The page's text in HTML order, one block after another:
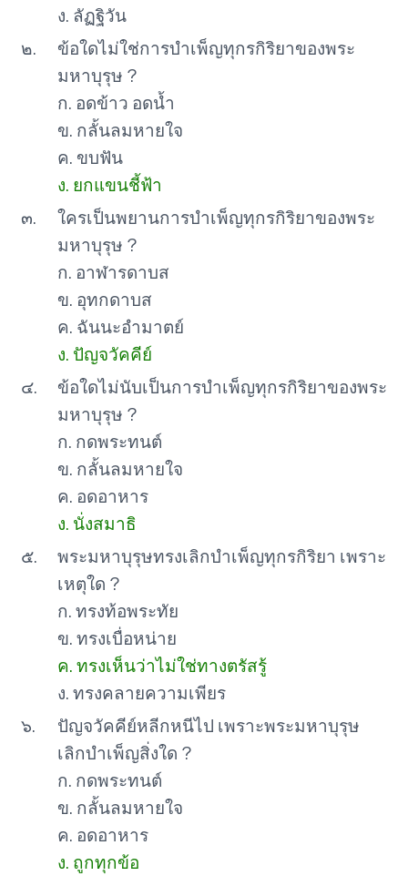
ง. ลัฏฐิวัน
๒.
ข้อใดไม่ใช่การบำเพ็ญทุกรกิริยาของพระ
มหาบุรุษ ?
ก. อดข้าว อดน้ำ
ข. กลั้นลมหายใจ
ค. ขบฟัน
ง. ยกแขนชี้ฟ้า
๓.
ใครเป็นพยานการบำเพ็ญทุกรกิริยาของพระ
มหาบุรุษ ?
ก. อาฬารดาบส
ข. อุทกดาบส
ค. ฉันนะอำมาตย์
ง. ปัญจวัคคีย์
๔.
ข้อใดไม่นับเป็นการบำเพ็ญทุกรกิริยาของพระ
มหาบุรุษ ?
ก. กดพระทนต์
ข. กลั้นลมหายใจ
ค. อดอาหาร
ง. นั่งสมาธิ
๕.
พระมหาบุรุษทรงเลิกบำเพ็ญทุกรกิริยา เพราะ
เหตุใด ?
ก. ทรงท้อพระทัย
ข. ทรงเบื่อหน่าย
ค. ทรงเห็นว่าไม่ใช่ทางตรัสรู้
ง. ทรงคลายความเพียร
๖.
ปัญจวัคคีย์หลีกหนีไป เพราะพระมหาบุรุษ
เลิกบำเพ็ญสิ่งใด ?
ก. กดพระทนต์
ข. กลั้นลมหายใจ
ค. อดอาหาร
ง. ถูกทุกข้อ